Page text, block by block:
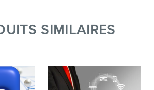
SIMILAIRES